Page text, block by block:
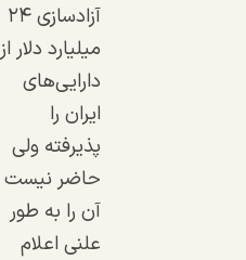
آزادسازی ۲۴
میلیارد دلار از
دارایی‌های
ایران را
پذیرفته ولی
حاضر نیست
آن را به طور
علنی اعلام